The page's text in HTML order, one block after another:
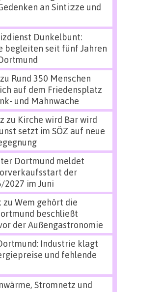
an Sinti:zze und
Dunkelbunt:
begleiten seit fünf Jahren
zu Rund 350 Menschen
auf dem Friedensplatz
und Mahnwache
zu Kirche wird Bar wird
setzt im SÖZ auf neue
Dortmund meldet
der
2027 im Juni
zu Wem gehört die
beschließt
der Außengastronomie
Industrie klagt
und fehlende
Stromnetz und